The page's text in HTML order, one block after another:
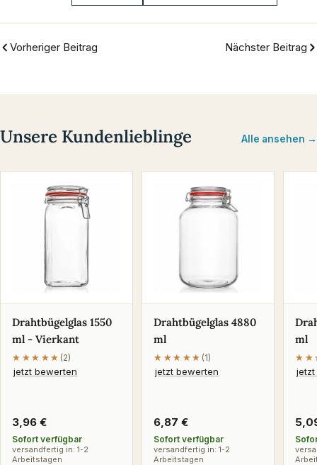
Vorheriger Beitrag Nächster Beitrag
Unsere Kundenlieblinge Alle ansehen →
Drahtbügelglas 1550
ml - Vierkant
★★★★★
★★★★★ (2)
jetzt bewerten
Regulärer
Preis
3,96 €
Sofort verfügbar
versandfertig in: 1-2
Arbeitstagen
Drahtbügelglas 4880
ml
★★★★★
★★★★★ (1)
jetzt bewerten
Regulärer
Preis
6,87 €
Sofort verfügbar
versandfertig in: 1-2
Arbeitstagen
ml